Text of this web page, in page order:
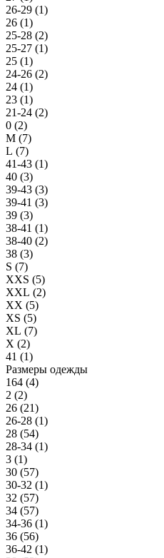
26-29 (1)
26 (1)
25-28 (2)
25-27 (1)
25 (1)
24-26 (2)
24 (1)
23 (1)
21-24 (2)
0 (2)
M (7)
L (7)
41-43 (1)
40 (3)
39-43 (3)
39-41 (3)
39 (3)
38-41 (1)
38-40 (2)
38 (3)
S (7)
XXS (5)
XXL (2)
XX (5)
XS (5)
XL (7)
X (2)
41 (1)
Размеры одежды
164 (4)
2 (2)
26 (21)
26-28 (1)
28 (54)
28-34 (1)
3 (1)
30 (57)
30-32 (1)
32 (57)
34 (57)
34-36 (1)
36 (56)
36-42 (1)